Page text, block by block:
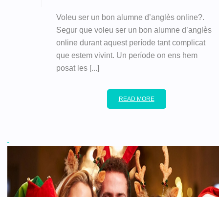
Voleu ser un bon alumne d’anglès online?.
Segur que voleu ser un bon alumne d’anglès
online durant aquest període tant complicat
que estem vivint. Un període on ens hem
posat les [...]
READ MORE